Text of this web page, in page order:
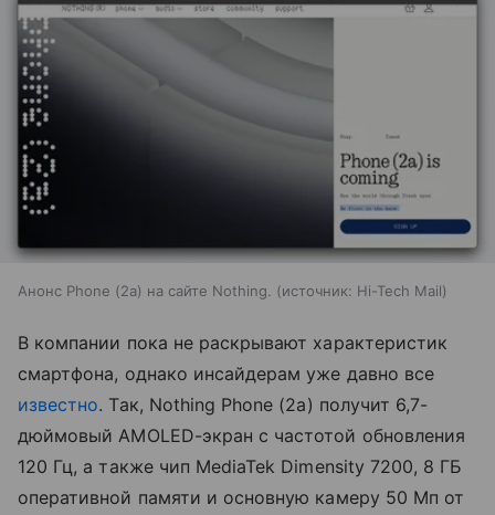
Анонс Phone (2a) на сайте Nothing. источник: Hi-Tech Mail
В компании пока не раскрывают характеристик
смартфона, однако инсайдерам уже давно все
известно. Так, Nothing Phone (2a) получит 6,7-
дюймовый AMOLED-экран с частотой обновления
120 Гц, а также чип MediaTek Dimensity 7200, 8 ГБ
оперативной памяти и основную камеру 50 Мп от